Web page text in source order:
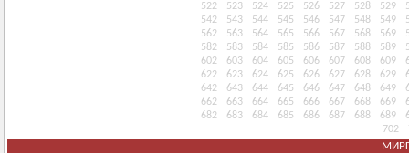
522
523 524 525 526 527 528 529
542
543 544 545 546 547 548 549
562
563 564 565 566 567 568 569
582
583 584 585 586 587 588 589
602
603 604 605 606 607 608 609
622
623 624 625 626 627 628 629
642
643 644 645 646 647 648 649
662
663 664 665 666 667 668 669
682
683 684 685 686 687 688 689
702